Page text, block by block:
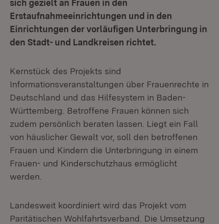
sich gezielt an Frauen in den
Erstaufnahmeeinrichtungen und in den
Einrichtungen der vorläufigen Unterbringung in
den Stadt- und Landkreisen richtet.
Kernstück des Projekts sind
Informationsveranstaltungen über Frauenrechte in
Deutschland und das Hilfesystem in Baden-
Württemberg. Betroffene Frauen können sich
zudem persönlich beraten lassen. Liegt ein Fall
von häuslicher Gewalt vor, soll den betroffenen
Frauen und Kindern die Unterbringung in einem
Frauen- und Kinderschutzhaus ermöglicht
werden.
Landesweit koordiniert wird das Projekt vom
Paritätischen Wohlfahrtsverband. Die Umsetzung